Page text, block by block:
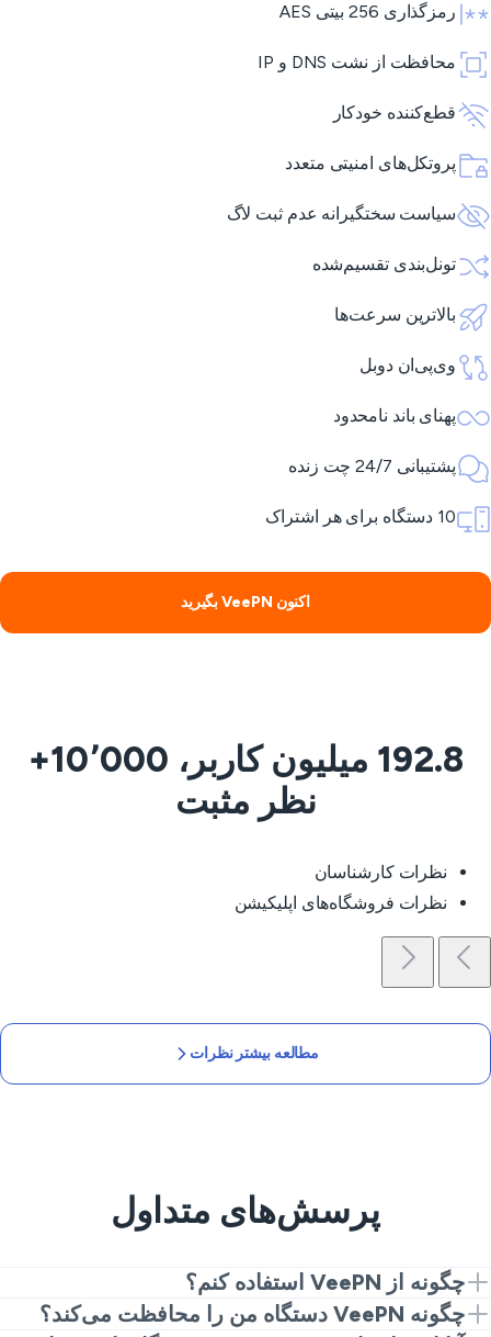
رمزگذاری 256 بیتی AES
محافظت از نشت DNS و IP
قطع‌کننده خودکار
پروتکل‌های امنیتی متعدد
سیاست سختگیرانه عدم ثبت لاگ
تونل‌بندی تقسیم‌شده
بالاترین سرعت‌ها
وی‌پی‌ان دوبل
پهنای باند نامحدود
پشتیبانی 24/7 چت زنده
10 دستگاه برای هر اشتراک
اکنون VeePN بگیرید
192.8 میلیون کاربر، 10٬000+
نظر مثبت
نظرات کارشناسان
نظرات فروشگاه‌های اپلیکیشن
مطالعه بیشتر نظرات
پرسش‌های متداول
چگونه از VeePN استفاده کنم؟
فقط چند قدم تا شروع استفاده از VeePN فاصله است:
چگونه VeePN دستگاه من را محافظت می‌کند؟